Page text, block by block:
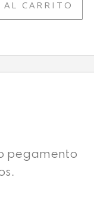
CARRITO
pegamento